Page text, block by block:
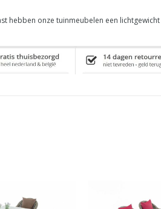
onze tuinmeubelen een